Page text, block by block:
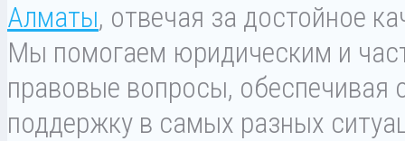
Алматы, отвечая за достойное
Мы помогаем юридическим и
правовые вопросы, обеспечивая
поддержку в самых разных